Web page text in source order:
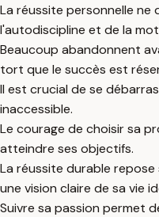
La réussite personnelle ne
l'autodiscipline et de la
Beaucoup abandonnent
tort que le succès est
Il est crucial de se
inaccessible.
Le courage de choisir sa
atteindre ses objectifs.
La réussite durable
une vision claire de sa vie
Suivre sa passion permet